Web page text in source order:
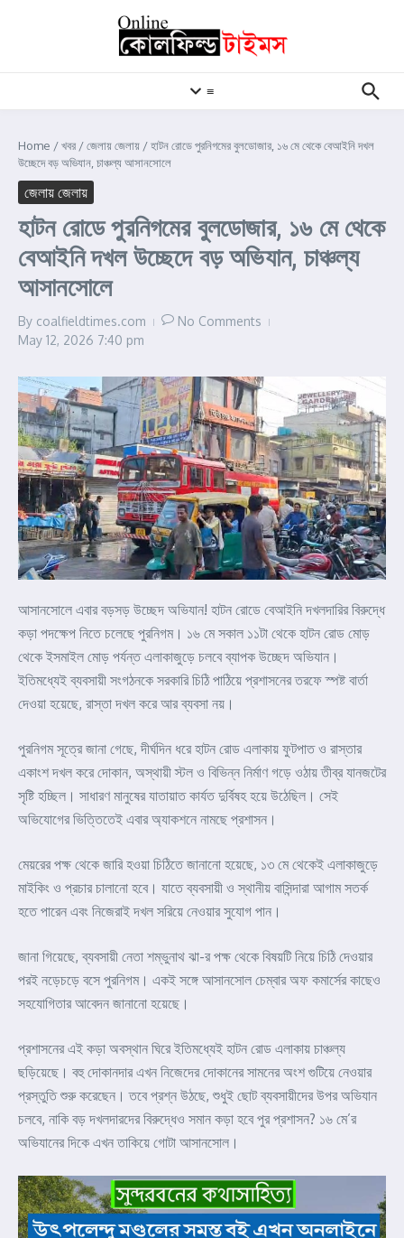
≡
Home /খবর /জেলায় জেলায় /হাটন রোডে পুরনিগমের বুলডোজার, ১৬ মে থেকে বেআইনি দখল
উচ্ছেদে বড় অভিযান, চাঞ্চল্য আসানসোলে
জেলায় জেলায়
হাটন রোডে পুরনিগমের বুলডোজার, ১৬ মে থেকে
বেআইনি দখল উচ্ছেদে বড় অভিযান, চাঞ্চল্য
আসানসোলে
By coalfieldtimes.com
No Comments
May 12, 2026 7:40 pm
আসানসোলে এবার বড়সড় উচ্ছেদ অভিযান! হাটন রোডে বেআইনি দখলদারির বিরুদ্ধে
কড়া পদক্ষেপ নিতে চলেছে পুরনিগম। ১৬ মে সকাল ১১টা থেকে হাটন রোড মোড়
থেকে ইসমাইল মোড় পর্যন্ত এলাকাজুড়ে চলবে ব্যাপক উচ্ছেদ অভিযান।
ইতিমধ্যেই ব্যবসায়ী সংগঠনকে সরকারি চিঠি পাঠিয়ে প্রশাসনের তরফে স্পষ্ট বার্তা
দেওয়া হয়েছে, রাস্তা দখল করে আর ব্যবসা নয়।
পুরনিগম সূত্রে জানা গেছে, দীর্ঘদিন ধরে হাটন রোড এলাকায় ফুটপাত ও রাস্তার
একাংশ দখল করে দোকান, অস্থায়ী স্টল ও বিভিন্ন নির্মাণ গড়ে ওঠায় তীব্র যানজটের
সৃষ্টি হচ্ছিল। সাধারণ মানুষের যাতায়াত কার্যত দুর্বিষহ হয়ে উঠেছিল। সেই
অভিযোগের ভিত্তিতেই এবার অ্যাকশনে নামছে প্রশাসন।
মেয়রের পক্ষ থেকে জারি হওয়া চিঠিতে জানানো হয়েছে, ১৩ মে থেকেই এলাকাজুড়ে
মাইকিং ও প্রচার চালানো হবে। যাতে ব্যবসায়ী ও স্থানীয় বাসিন্দারা আগাম সতর্ক
হতে পারেন এবং নিজেরাই দখল সরিয়ে নেওয়ার সুযোগ পান।
জানা গিয়েছে, ব্যবসায়ী নেতা শম্ভুনাথ ঝা-র পক্ষ থেকে বিষয়টি নিয়ে চিঠি দেওয়ার
পরই নড়েচড়ে বসে পুরনিগম। একই সঙ্গে আসানসোল চেম্বার অফ কমার্সের কাছেও
সহযোগিতার আবেদন জানানো হয়েছে।
প্রশাসনের এই কড়া অবস্থান ঘিরে ইতিমধ্যেই হাটন রোড এলাকায় চাঞ্চল্য
ছড়িয়েছে। বহু দোকানদার এখন নিজেদের দোকানের সামনের অংশ গুটিয়ে নেওয়ার
প্রস্তুতি শুরু করেছেন। তবে প্রশ্ন উঠছে, শুধুই ছোট ব্যবসায়ীদের উপর অভিযান
চলবে, নাকি বড় দখলদারদের বিরুদ্ধেও সমান কড়া হবে পুর প্রশাসন? ১৬ মে’র
অভিযানের দিকে এখন তাকিয়ে গোটা আসানসোল।